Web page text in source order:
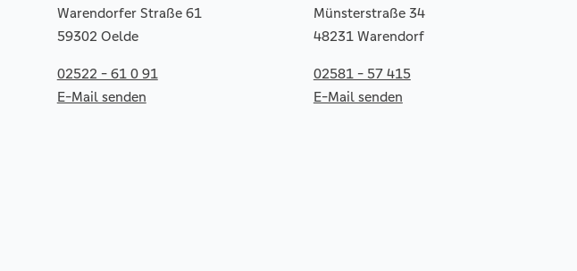
Warendorfer Straße 61
59302 Oelde
02522 - 61 0 91
E-Mail senden
Münsterstraße 34
48231 Warendorf
02581 - 57 415
E-Mail senden